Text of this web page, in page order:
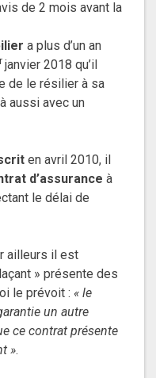
de 2 mois avant la
a plus d’un an
janvier 2018 qu’il
de le résilier à sa
aussi avec un
en avril 2010, il
d’assurance à
le délai de
ailleurs il est
» présente des
le prévoit : « le
un autre
ce contrat présente
».